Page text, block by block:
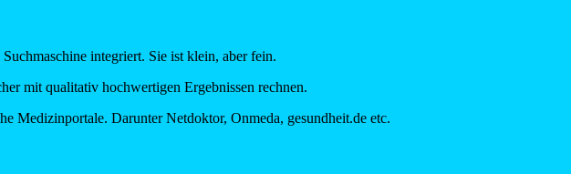
integriert. Sie ist klein, aber fein.
mit qualitativ hochwertigen Ergebnissen rechnen.
Medizinportale. Darunter Netdoktor, Onmeda, gesundheit.de etc.